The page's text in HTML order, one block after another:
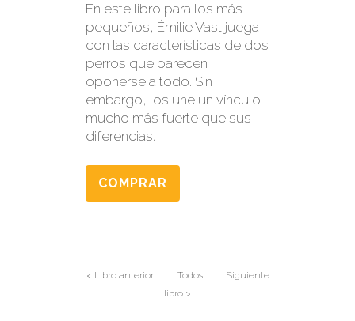
En este libro para los más
pequeños, Émilie Vast juega
con las características de dos
perros que parecen
oponerse a todo. Sin
embargo, los une un vínculo
mucho más fuerte que sus
diferencias.
COMPRAR
< Libro anterior Todos
Siguiente
libro >